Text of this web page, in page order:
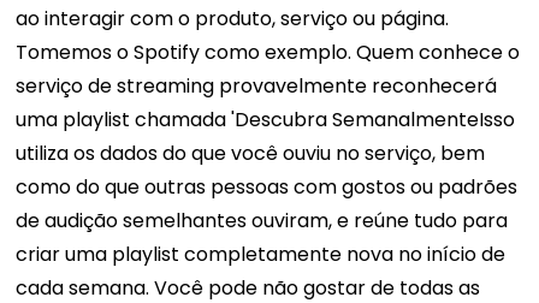
ao interagir com o produto, serviço ou página.
Tomemos o Spotify como exemplo. Quem conhece o
serviço de streaming provavelmente reconhecerá
uma playlist chamada 'Descubra SemanalmenteIsso
utiliza os dados do que você ouviu no serviço, bem
como do que outras pessoas com gostos ou padrões
de audição semelhantes ouviram, e reúne tudo para
criar uma playlist completamente nova no início de
cada semana. Você pode não gostar de todas as